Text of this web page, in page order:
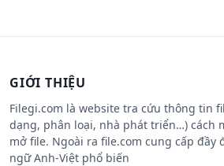
GIỚI THIỆU
Filegi.com là website tra cứu thông tin
dạng, phân loại, nhà phát triển…) cách
mở file. Ngoài ra file.com cung cấp đầy
ngữ Anh-Việt phổ biến